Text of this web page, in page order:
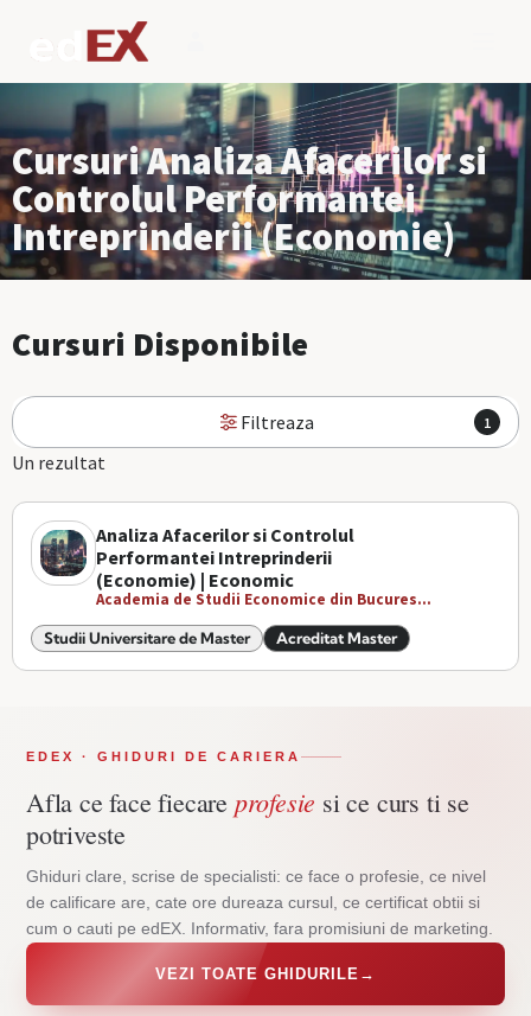
Cursuri Analiza Afacerilor si
Controlul Performantei
Intreprinderii (Economie)
Cursuri Disponibile
Filtreaza 1
Un rezultat
Analiza Afacerilor si Controlul
Performantei Intreprinderii
(Economie) | Economic
Academia de Studii Economice din Bucures...
Studii Universitare de Master Acreditat Master
EDEX · GHIDURI DE CARIERA
Afla ce face fiecare profesie si ce curs ti se
potriveste
Ghiduri clare, scrise de specialisti: ce face o profesie, ce nivel
de calificare are, cate ore dureaza cursul, ce certificat obtii si
cum o cauti pe edEX. Informativ, fara promisiuni de marketing.
VEZI TOATE GHIDURILE →